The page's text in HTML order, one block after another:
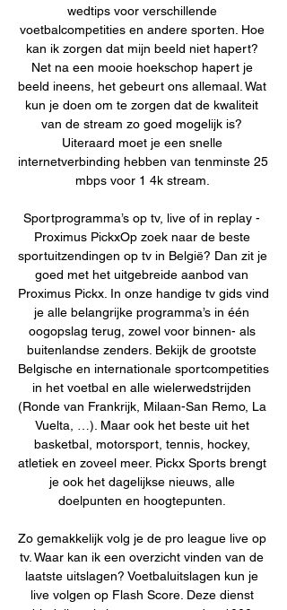
wedtips voor verschillende
voetbalcompetities en andere sporten. Hoe
kan ik zorgen dat mijn beeld niet hapert?
Net na een mooie hoekschop hapert je
beeld ineens, het gebeurt ons allemaal. Wat
kun je doen om te zorgen dat de kwaliteit
van de stream zo goed mogelijk is?
Uiteraard moet je een snelle
internetverbinding hebben van tenminste 25
mbps voor 1 4k stream.
Sportprogramma’s op tv, live of in replay -
Proximus PickxOp zoek naar de beste
sportuitzendingen op tv in België? Dan zit je
goed met het uitgebreide aanbod van
Proximus Pickx. In onze handige tv gids vind
je alle belangrijke programma’s in één
oogopslag terug, zowel voor binnen- als
buitenlandse zenders. Bekijk de grootste
Belgische en internationale sportcompetities
in het voetbal en alle wielerwedstrijden
(Ronde van Frankrijk, Milaan-San Remo, La
Vuelta, …). Maar ook het beste uit het
basketbal, motorsport, tennis, hockey,
atletiek en zoveel meer. Pickx Sports brengt
je ook het dagelijkse nieuws, alle
doelpunten en hoogtepunten.
Zo gemakkelijk volg je de pro league live op
tv. Waar kan ik een overzicht vinden van de
laatste uitslagen? Voetbaluitslagen kun je
live volgen op Flash Score. Deze dienst